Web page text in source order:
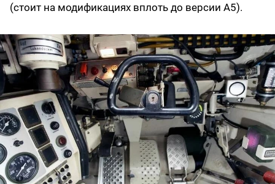
(стоит на модификациях вплоть до версии A5).